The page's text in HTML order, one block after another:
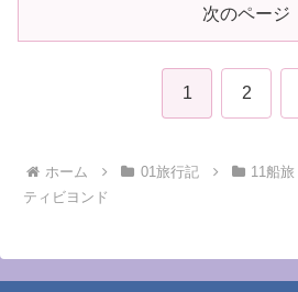
次のページ
1 2
ホーム 01旅行記 11船旅
ティビヨンド